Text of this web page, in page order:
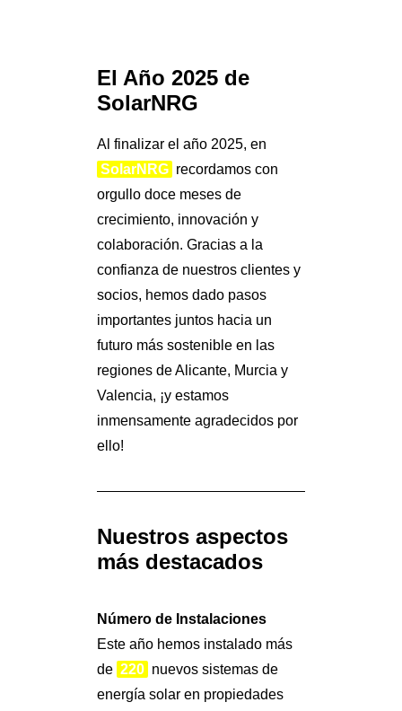
Search
El Año 2025 de
SolarNRG
Al finalizar el año 2025, en
SolarNRG recordamos con
orgullo doce meses de
crecimiento, innovación y
colaboración. Gracias a la
confianza de nuestros clientes y
socios, hemos dado pasos
importantes juntos hacia un
futuro más sostenible en las
regiones de Alicante, Murcia y
Valencia, ¡y estamos
inmensamente agradecidos por
ello!
Nuestros aspectos
más destacados
Número de Instalaciones
Este año hemos instalado más
de 220 nuevos sistemas de
energía solar en propiedades